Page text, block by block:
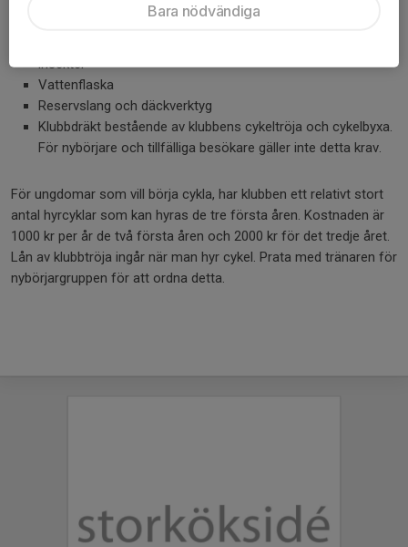
insekter
Vattenflaska
Reservslang och däckverktyg
Klubbdräkt bestående av klubbens cykeltröja och cykelbyxa.
För nybörjare och tillfälliga besökare gäller inte detta krav.
För ungdomar som vill börja cykla, har klubben ett relativt stort
antal hyrcyklar som kan hyras de tre första åren. Kostnaden är
1000 kr per år de två första åren och 2000 kr för det tredje året.
Lån av klubbtröja ingår när man hyr cykel. Prata med tränaren för
nybörjargruppen för att ordna detta.
Bara nödvändiga